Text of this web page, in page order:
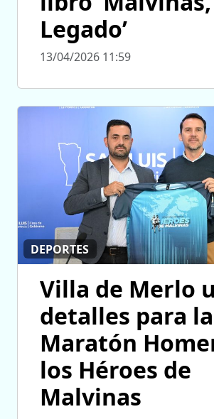
Legado’
13/04/2026 11:59
DEPORTES
Villa de Merlo
detalles para la
Maratón
los Héroes de
Malvinas